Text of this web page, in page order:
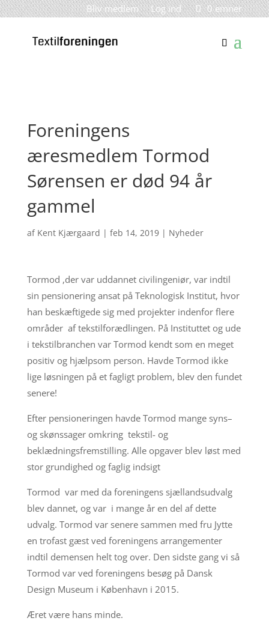
Bliv medlem Log ind 0 emner
Foreningens
æresmedlem Tormod
Sørensen er død 94 år
gammel
af Kent Kjærgaard | feb 14, 2019| Nyheder
Tormod ,der var uddannet civilingeniør, var indtil
sin pensionering ansat på Teknologisk Institut, hvor
han beskæftigede sig med projekter indenfor flere
områder af tekstilforædlingen. På Instituttet og ude
i tekstilbranchen var Tormod kendt som en meget
positiv og hjælpsom person. Havde Tormod ikke
lige løsningen på et fagligt problem, blev den fundet
senere!
Efter pensioneringen havde Tormod mange syns–
og skønssager omkring tekstil- og
beklædningsfremstilling. Alle opgaver blev løst med
stor grundighed og faglig indsigt
Tormod var med da foreningens sjællandsudvalg
blev dannet, og var i mange år en del af dette
udvalg. Tormod var senere sammen med fru Jytte
en trofast gæst ved foreningens arrangementer
indtil demensen helt tog over. Den sidste gang vi så
Tormod var ved foreningens besøg på Dansk
Design Museum i København i 2015.
Æret være hans minde.